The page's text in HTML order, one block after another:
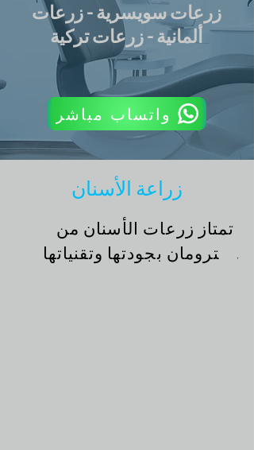
زرعات سويسرية - زرعات
ألمانية - زرعات تركية
واتساب مباشر
زراعة الأسنان
تمتاز زرعات الأسنان من
شُترومان بجودتها وتقنياتها